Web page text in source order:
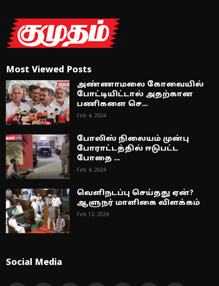
Most Viewed Posts
அண்ணாமலை கோவையில்
போட்டியிட்டால் அதற்கான
பணிகளை செ...
Feb 4, 2024
போலிஸ் நிலையம் முன்பு
போராட்டத்தில் ஈடுபட்ட
போதை ...
Feb 4, 2024
வெளிநடப்பு செய்தது ஏன்?
ஆளுநர் மாளிகை விளக்கம்
Feb 12, 2024
Social Media